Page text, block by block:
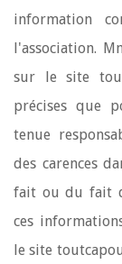
information
l'association.
sur le site
précises que
tenue
des carences
fait ou du fait
ces
le site